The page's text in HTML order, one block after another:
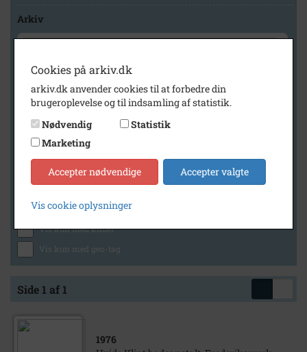
Arkiv
Geografi
Generelt
Vis kun med billeder
Vis kun med lydklip
Vis kun med kilder
Vis kun med geo-tag
Side 1 af 1
1976
Cookies på arkiv.dk
arkiv.dk anvender cookies til at forbedre din
brugeroplevelse og til indsamling af statistik.
Nødvendig
Statistik
Marketing
Accepter nødvendige Accepter valgte
Vis cookie oplysninger